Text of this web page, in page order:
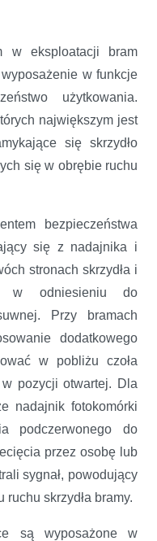
w eksploatacji bram
w funkcje
użytkowania.
największym jest
się skrzydło
się w obrębie ruchu
bezpieczeństwa
się z nadajnika i
stronach skrzydła i
w odniesieniu do
Przy bramach
dodatkowego
w pobliżu czoła
pozycji otwartej. Dla
nadajnik fotokomórki
podczerwonego do
przez osobę lub
sygnał, powodujący
skrzydła bramy.
są wyposażone w